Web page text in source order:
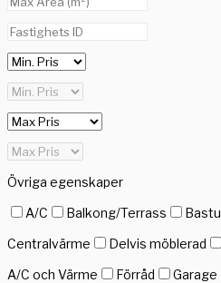
Övriga egenskaper
A/C
Balkong/Terrass Bastu
Centralvärme
Delvis möblerad
A/C och Värme
Förråd Garage